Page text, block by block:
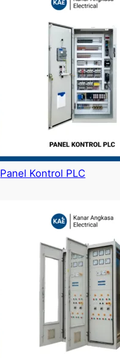
Panel Kontrol PLC